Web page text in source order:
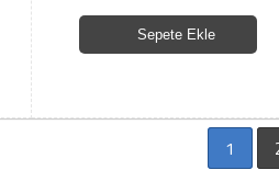
Sepete Ekle
1